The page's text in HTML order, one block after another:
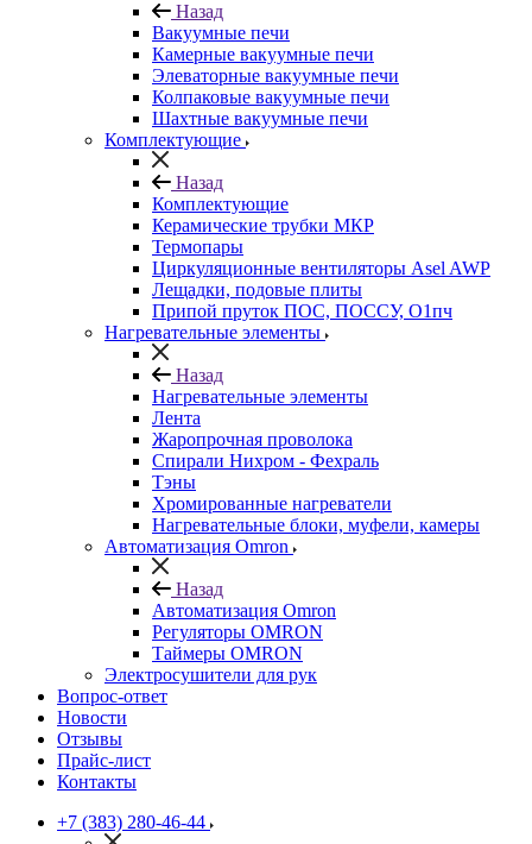
Назад
Вакуумные печи
Камерные вакуумные печи
Элеваторные вакуумные печи
Колпаковые вакуумные печи
Шахтные вакуумные печи
Комплектующие
Назад
Комплектующие
Керамические трубки МКР
Термопары
Циркуляционные вентиляторы Asel AWP
Лещадки, подовые плиты
Припой пруток ПОС, ПОССУ, О1пч
Нагревательные элементы
Назад
Нагревательные элементы
Лента
Жаропрочная проволока
Спирали Нихром - Фехраль
Тэны
Хромированные нагреватели
Нагревательные блоки, муфели, камеры
Автоматизация Omron
Назад
Автоматизация Omron
Регуляторы OMRON
Таймеры OMRON
Электросушители для рук
Вопрос-ответ
Новости
Отзывы
Прайс-лист
Контакты
+7 (383) 280-46-44